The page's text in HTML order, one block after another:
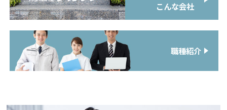
こんな会社
職種紹介